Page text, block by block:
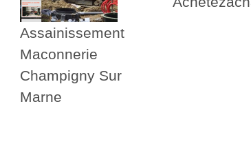
Assainissement
Maconnerie
Champigny Sur
Marne